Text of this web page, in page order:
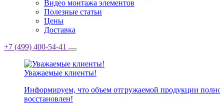
Видео монтажа элементов
Полезные статьи
Цены
Доставка
+7 (499) 400-54-41
Уважаемые клиенты!
Информируем, что объем отгружаемой продукции
восстановлен!